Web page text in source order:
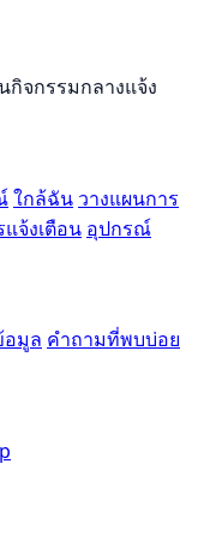
จกรรมกลางแจ้ง
ใกล้ฉัน วางแผนการ
แจ้งเตือน อุปกรณ์
มูล คำถามที่พบบ่อย